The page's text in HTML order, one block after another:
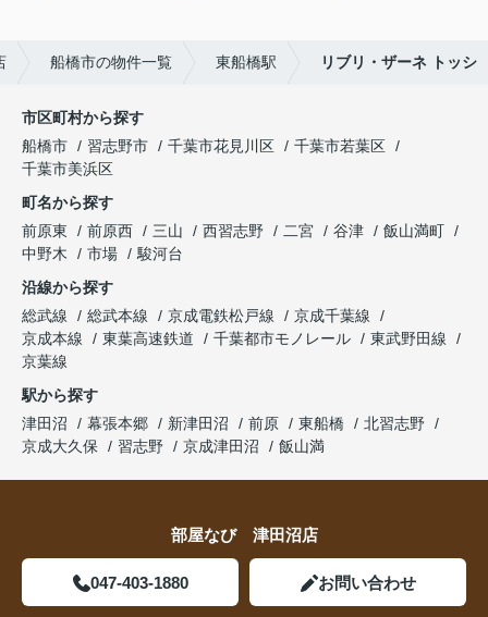
船橋市の物件一覧 東船橋駅 リブリ・ザーネ トッシ
市区町村から探す
船橋市
習志野市 千葉市花見川区
千葉市若葉区
千葉市美浜区
町名から探す
前原東
前原西 三山 西習志野 二宮 谷津
飯山満町
中野木
市場
駿河台
沿線から探す
総武線
総武本線 京成電鉄松戸線
京成千葉線
京成本線
東葉高速鉄道 千葉都市モノレール
東武野田線
京葉線
駅から探す
津田沼
幕張本郷 新津田沼 前原 東船橋
北習志野
京成大久保
習志野 京成津田沼 飯山満
部屋なび 津田沼店
047-403-1880 お問い合わせ